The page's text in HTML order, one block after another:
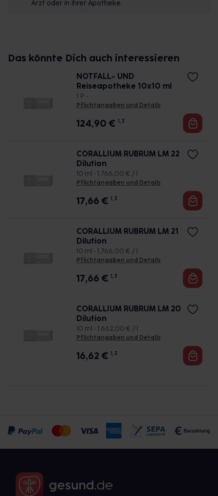
Arzt oder in Ihrer Apotheke.
Das könnte Dich auch interessieren
NOTFALL- UND
Reiseapotheke 10x10 ml
1 P •
Pflichtangaben und Details
124,90 € 1, 3
CORALLIUM RUBRUM LM 22
Dilution
10 ml • 1.766,00 € / l
Pflichtangaben und Details
17,66 € 1, 3
CORALLIUM RUBRUM LM 21
Dilution
10 ml • 1.766,00 € / l
Pflichtangaben und Details
17,66 € 1, 3
CORALLIUM RUBRUM LM 20
Dilution
10 ml • 1.662,00 € / l
Pflichtangaben und Details
16,62 € 1, 3